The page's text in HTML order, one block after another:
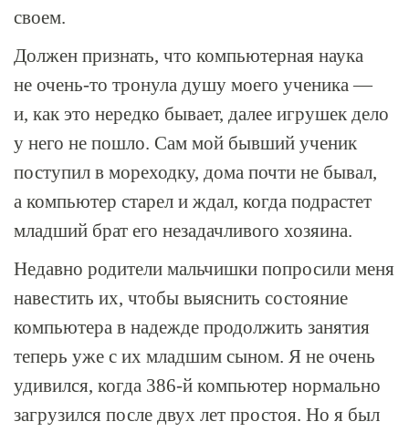
своем.
Должен признать, что компьютерная наука
не очень-то тронула душу моего ученика —
и, как это нередко бывает, далее игрушек дело
у него не пошло. Сам мой бывший ученик
поступил в мореходку, дома почти не бывал,
а компьютер старел и ждал, когда подрастет
младший брат его незадачливого хозяина.
Недавно родители мальчишки попросили меня
навестить их, чтобы выяснить состояние
компьютера в надежде продолжить занятия
теперь уже с их младшим сыном. Я не очень
удивился, когда 386-й компьютер нормально
загрузился после двух лет простоя. Но я был